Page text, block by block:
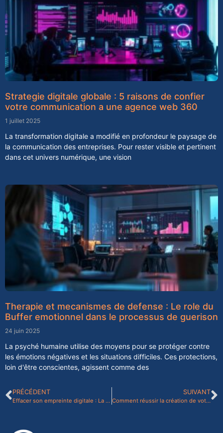
Strategie digitale globale : 5 raisons de confier
votre communication a une agence web 360
1 juillet 2025
La transformation digitale a modifié en profondeur le paysage de
la communication des entreprises. Pour rester visible et pertinent
dans cet univers numérique, une vision
Therapie et mecanismes de defense : Le role du
Buffer emotionnel dans le processus de guerison
24 juin 2025
La psyché humaine utilise des moyens pour se protéger contre
les émotions négatives et les situations difficiles. Ces protections,
loin d'être conscientes, agissent comme des
PRÉCÉDENT
Effacer son empreinte digitale : La checklist pour sécuriser vos vidéos YouTube avant suppression
SUIVANT
Comment réussir la création de votre site web à Chazey-sur-Ain : Conseils d’experts